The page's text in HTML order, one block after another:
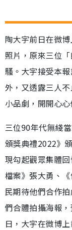
陶大宇前日在微
照片，原來三位
騷。大宇接受本
外，又透露三人
小品劇，開開心心
三位90年代無綫
頒獎典禮2022》
現勾起觀眾集體
檔案》張大勇、
民期待他們合作
們合體拍攝海報
日，大宇在微博